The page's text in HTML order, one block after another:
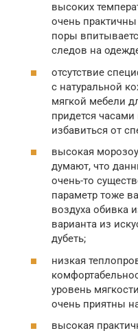
высоких
очень
поры
следов на
отсутствие
с натуральной
мягкой мебели
придется
избавиться от
высокая
думают, что
очень-то
параметр тоже
воздуха обивка
варианта из
дубеть;
низкая
уровень
очень приятны
высокая